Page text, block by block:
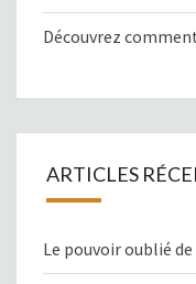
Découvrez
ARTICLES
Le pouvoir oublié